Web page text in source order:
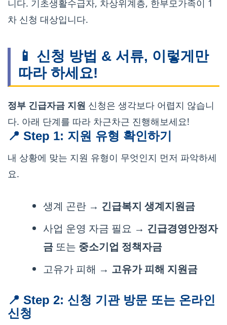
니다. 기초생활수급자, 차상위계층, 한부모가족이 1
차 신청 대상입니다.
📱 신청 방법 & 서류, 이렇게만
따라 하세요!
정부 긴급자금 지원 신청은 생각보다 어렵지 않습니
다. 아래 단계를 따라 차근차근 진행해보세요!
📍 Step 1: 지원 유형 확인하기
내 상황에 맞는 지원 유형이 무엇인지 먼저 파악하세
요.
생계 곤란 → 긴급복지 생계지원금
사업 운영 자금 필요 → 긴급경영안정자
금 또는 중소기업 정책자금
고유가 피해 → 고유가 피해 지원금
📍 Step 2: 신청 기관 방문 또는 온라인
신청